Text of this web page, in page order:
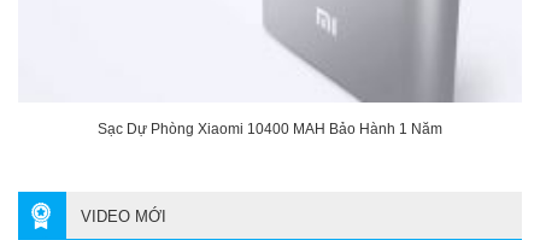
Sạc Dự Phòng Xiaomi 10400 MAH Bảo Hành 1 Năm
VIDEO MỚI